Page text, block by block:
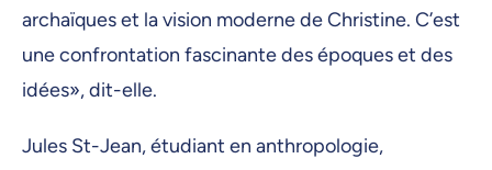
archaïques et la vision moderne de Christine. C’est
une confrontation fascinante des époques et des
idées», dit-elle.
Jules St-Jean, étudiant en anthropologie,